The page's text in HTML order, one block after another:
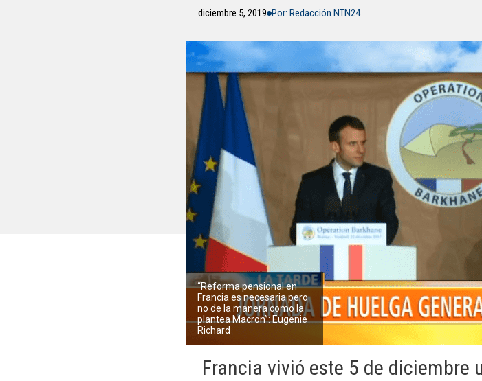
diciembre 5, 2019 Por: Redacción NTN24
“Reforma pensional en
Francia es necesaria pero
no de la manera como la
plantea Macron”: Eugenie
Richard
Francia vivió este 5 de diciembre